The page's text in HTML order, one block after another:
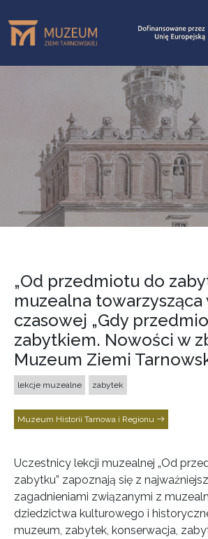
„Od przedmiotu do
muzealna
czasowej „Gdy
zabytkiem. Nowości w
Muzeum Ziemi
lekcje muzealne zabytek
Muzeum Historii Tarnowa i Regionu
Uczestnicy lekcji muzealnej „Od
zabytku” zapoznają się z
zagadnieniami związanymi z
dziedzictwa kulturowego i
muzeum, zabytek, konserwacja,